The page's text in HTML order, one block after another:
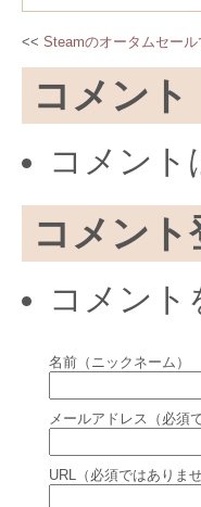
Steamのオータムセール
コメント
コメント
コメント
コメント
名前（ニックネーム）
メールアドレス（必須
URL（必須ではありませ